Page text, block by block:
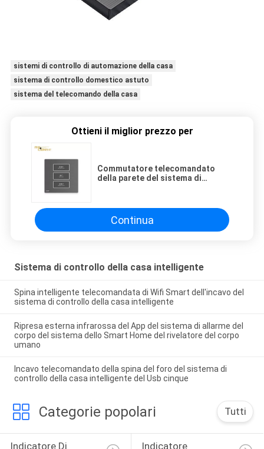
sistemi di controllo di automazione della casa
sistema di controllo domestico astuto
sistema del telecomando della casa
Ottieni il miglior prezzo per
Commutatore telecomandato
della parete del sistema di
Continua
Sistema di controllo della casa intelligente
Spina intelligente telecomandata di Wifi Smart dell'incavo del
sistema di controllo della casa intelligente
Ripresa esterna infrarossa del App del sistema di allarme del
corpo del sistema dello Smart Home del rivelatore del corpo
umano
Incavo telecomandato della spina del foro del sistema di
controllo della casa intelligente del Usb cinque
Categorie popolari Tutti
Indicatore Di Indicatore